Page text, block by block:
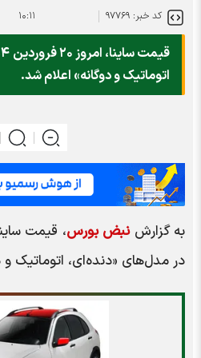
کد خبر: ۹۷۷۶۹ ۱۰:۱۱
اتوماتیک و دوگانه» اعلام شد.
به گزارشنبض بورس
در مدل‌های «دنده‌ای، اتوماتیک و